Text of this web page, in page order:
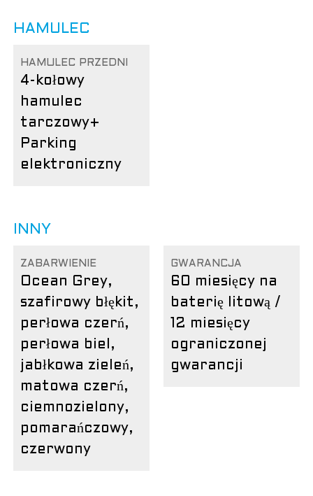
HAMULEC
HAMULEC PRZEDNI
4-kołowy
hamulec
tarczowy+
Parking
elektroniczny
INNY
ZABARWIENIE
Ocean Grey,
szafirowy błękit,
perłowa czerń,
perłowa biel,
jabłkowa zieleń,
matowa czerń,
ciemnozielony,
pomarańczowy,
czerwony
GWARANCJA
60 miesięcy na
baterię litową /
12 miesięcy
ograniczonej
gwarancji